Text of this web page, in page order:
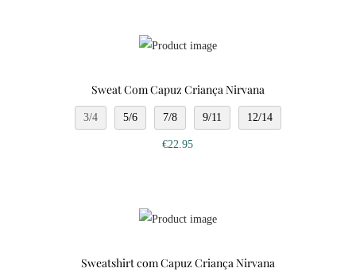
Sweat Com Capuz Criança Nirvana
3/4 5/6 7/8 9/11 12/14
€22.95
Sweatshirt com Capuz Criança Nirvana